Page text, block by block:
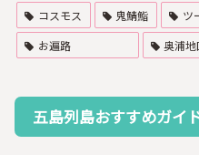
コスモス
鬼鯖鮨 ツ
お遍路
奥浦地
五島列島おすすめガイ